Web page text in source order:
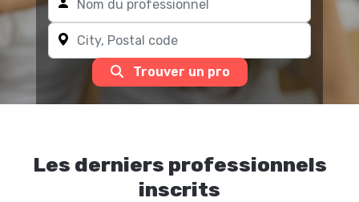
Trouver un pro
Les derniers professionnels
inscrits